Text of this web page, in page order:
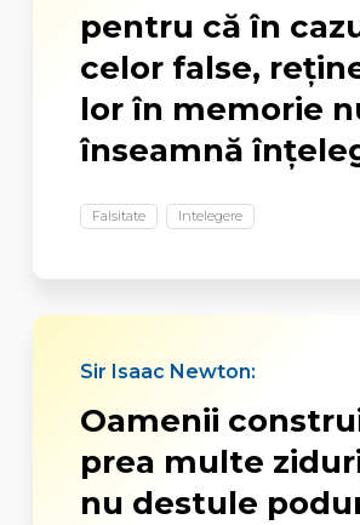
pentru că în
celor false,
lor în memorie
înseamnă
Falsitate Intelegere
Sir Isaac Newton:
Oamenii
prea multe
nu destule